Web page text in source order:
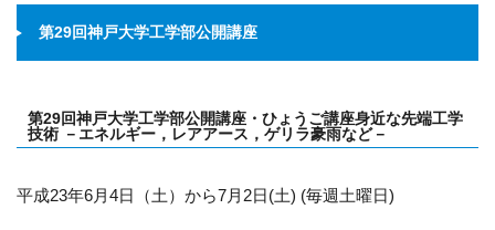
第29回神戸大学工学部公開講座
第29回神戸大学工学部公開講座・ひょうご講座身近な先端工学
技術 －エネルギー，レアアース，ゲリラ豪雨など－
平成23年6月4日（土）から7月2日(土) (毎週土曜日)